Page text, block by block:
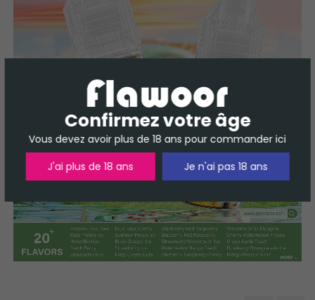
Confirmez votre âge
Vous devez avoir plus de 18 ans pour commander ici
J'ai plus de 18 ans
Je n'ai pas 18 ans